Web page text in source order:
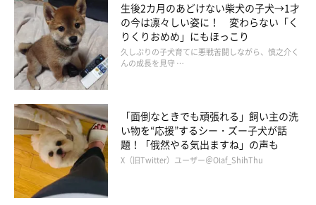
生後2カ月のあどけない柴犬の子犬→1才
の今は凛々しい姿に！ 変わらない「く
りくりおめめ」にもほっこり
久しぶりの子犬育てに悪戦苦闘しながら、慎之介く
んの成長を見守 …
「面倒なときでも頑張れる」飼い主の洗
い物を“応援”するシー・ズー子犬が話
題！「俄然やる気出ますね」の声も
X（旧Twitter）ユーザー＠Olaf_ShihThu